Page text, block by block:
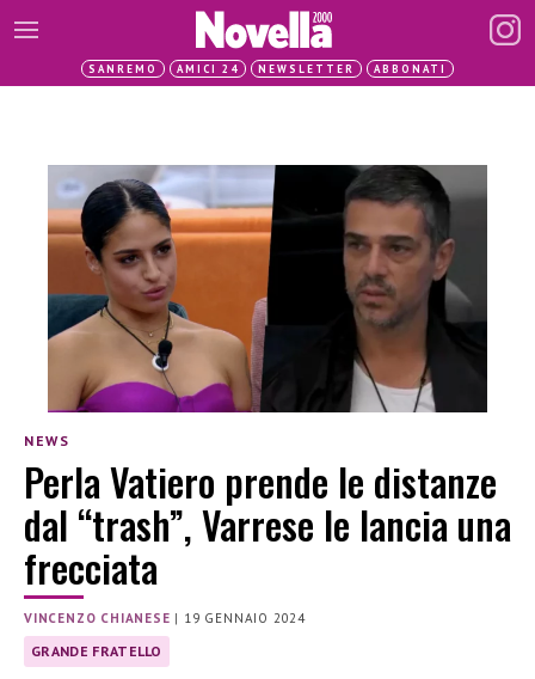
SANREMO AMICI 24 NEWSLETTER ABBONATI
NEWS
Perla Vatiero prende le distanze
dal “trash”, Varrese le lancia una
frecciata
VINCENZO CHIANESE | 19 GENNAIO 2024
GRANDE FRATELLO